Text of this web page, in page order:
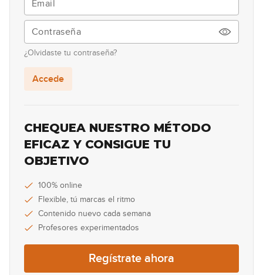
¿Olvidaste tu contraseña?
Accede
CHEQUEA NUESTRO MÉTODO
EFICAZ Y CONSIGUE TU
OBJETIVO
100% online
Flexible, tú marcas el ritmo
Contenido nuevo cada semana
Profesores experimentados
Regístrate ahora